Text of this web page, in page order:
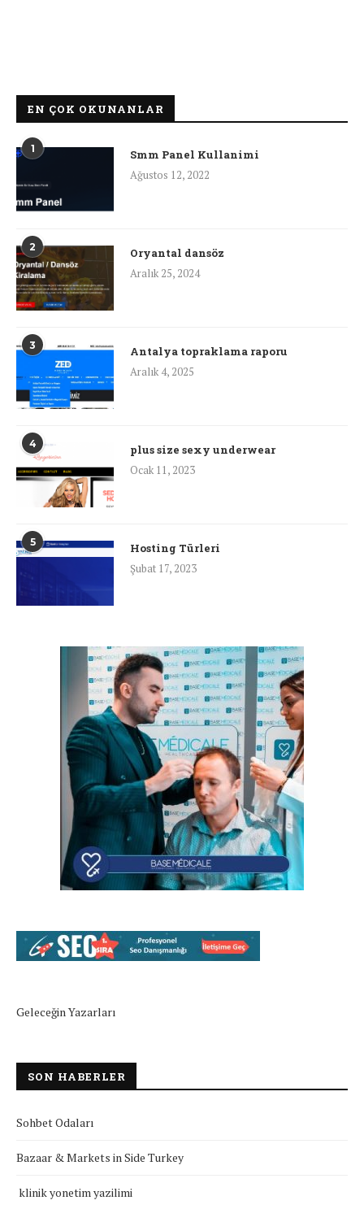
EN ÇOK OKUNANLAR
1
Smm Panel Kullanimi
Ağustos 12, 2022
2
Oryantal dansöz
Aralık 25, 2024
3
Antalya topraklama raporu
Aralık 4, 2025
4
plus size sexy underwear
Ocak 11, 2023
5
Hosting Türleri
Şubat 17, 2023
Geleceğin Yazarları
SON HABERLER
Sohbet Odaları
Bazaar & Markets in Side Turkey
klinik yonetim yazilimi